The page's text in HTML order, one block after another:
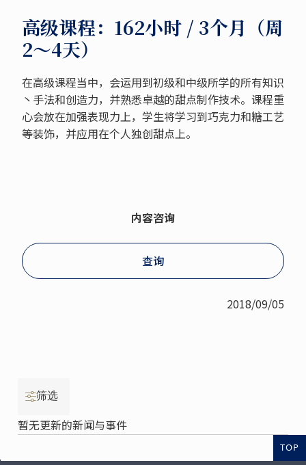
高级课程：162小时 / 3个月（周
2～4天）
在高级课程当中，会运用到初级和中级所学的所有知识
丶手法和创造力，并熟悉卓越的甜点制作技术。课程重
心会放在加强表现力上，学生将学习到巧克力和糖工艺
等装饰，并应用在个人独创甜点上。
内容咨询
查询
2018/09/05
筛选
暂无更新的新闻与事件
TOP